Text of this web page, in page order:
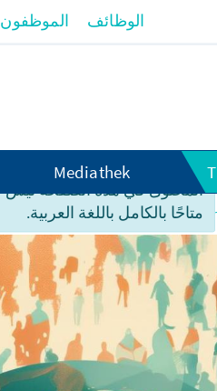
المحتوى في هذه الصفحة ليس
متاحًا بالكامل باللغة العربية.
الوظائف الموظفون
Mediathek
Gesellschaft und Religion